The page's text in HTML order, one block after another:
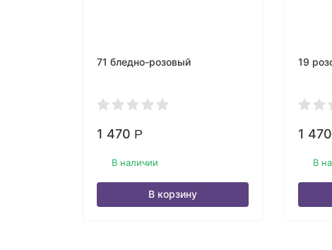
71 бледно-розовый
1 470 Р
В наличии
В корзину
19
1 470
В